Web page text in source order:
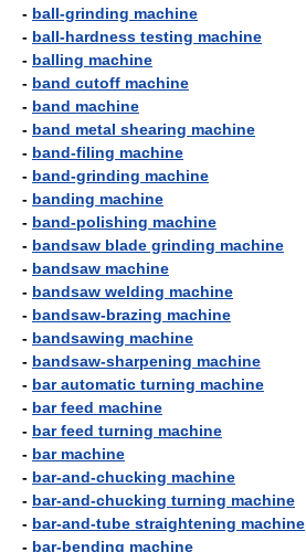
- ball-grinding machine
- ball-hardness testing machine
- balling machine
- band cutoff machine
- band machine
- band metal shearing machine
- band-filing machine
- band-grinding machine
- banding machine
- band-polishing machine
- bandsaw blade grinding machine
- bandsaw machine
- bandsaw welding machine
- bandsaw-brazing machine
- bandsawing machine
- bandsaw-sharpening machine
- bar automatic turning machine
- bar feed machine
- bar feed turning machine
- bar machine
- bar-and-chucking machine
- bar-and-chucking turning machine
- bar-and-tube straightening machine
- bar-bending machine